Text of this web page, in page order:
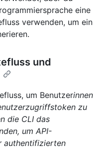
eine
verwenden, um ein
und
um Benutzerinnen
zu
die CLI das
um API-
authentifizierten